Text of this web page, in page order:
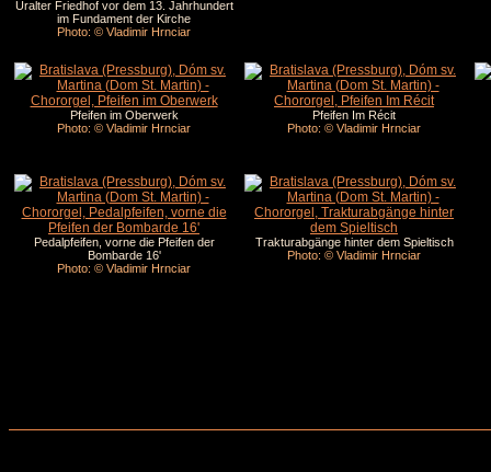
Uralter Friedhof vor dem 13. Jahrhundert
im Fundament der Kirche
Photo: © Vladimir Hrnciar
Pfeifen im Oberwerk
Photo: © Vladimir Hrnciar
Pfeifen Im Récit
Photo: © Vladimir Hrnciar
Pedalpfeifen, vorne die Pfeifen der
Bombarde 16'
Photo: © Vladimir Hrnciar
Trakturabgänge hinter dem Spieltisch
Photo: © Vladimir Hrnciar